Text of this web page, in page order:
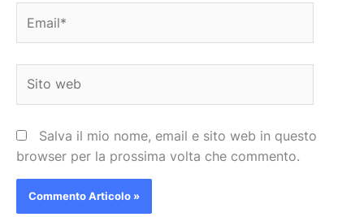
web
Salva il mio nome, email e sito web in questo
browser per la prossima volta che commento.